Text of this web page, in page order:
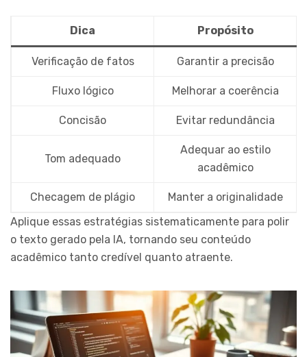
Dica Propósito
Verificação de fatos Garantir a precisão
Fluxo lógico Melhorar a coerência
Concisão Evitar redundância
Tom adequado
Adequar ao estilo
acadêmico
Checagem de plágio
Manter a originalidade
Aplique essas estratégias sistematicamente para polir
o texto gerado pela IA, tornando seu conteúdo
acadêmico tanto credível quanto atraente.